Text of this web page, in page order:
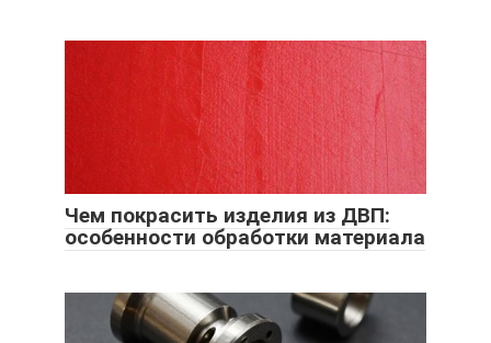
Чем покрасить изделия из ДВП:
особенности обработки материала